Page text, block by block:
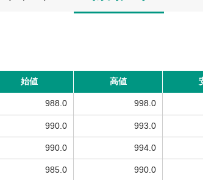
始値 高値
988.0 998.0
990.0 993.0
990.0 994.0
985.0 990.0